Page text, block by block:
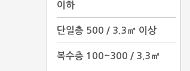
이하
단일층 500 / 3.3㎡ 이상
복수층 100~300 / 3.3㎡